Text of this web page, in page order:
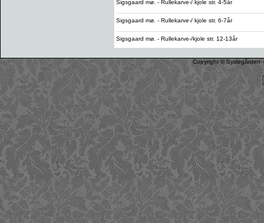
Sigsgaard mø. - Rullekarve-/ kjole str. 4-5år
Sigsgaard mø. - Rullekarve-/ kjole str. 6-7år
Sigsgaard mø. - Rullekarve-/kjole str. 12-13år
Copyright © Syslegården